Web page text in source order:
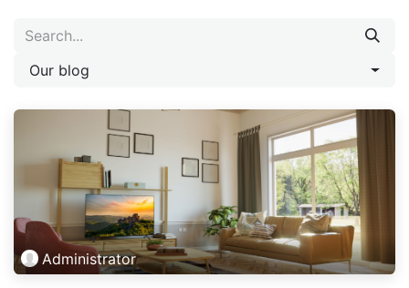
Our blog
Administrator